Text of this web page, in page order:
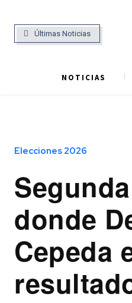
Últimas Noticias
NOTICIAS
Elecciones 2026
donde
Cepeda